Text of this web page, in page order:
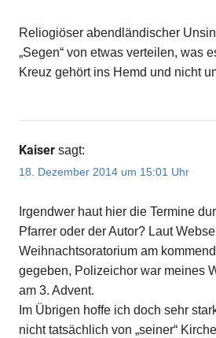
Reliogiöser abendländischer
„Segen“ von etwas verteilen, was
Kreuz gehört ins Hemd und nicht
Kaiser sagt:
18. Dezember 2014 um 15:01 Uhr
Irgendwer haut hier die Termine
Pfarrer oder der Autor? Laut
Weihnachtsoratorium am
gegeben, Polizeichor war meines
am 3. Advent.
Im Übrigen hoffe ich doch sehr
nicht tatsächlich von „seiner“